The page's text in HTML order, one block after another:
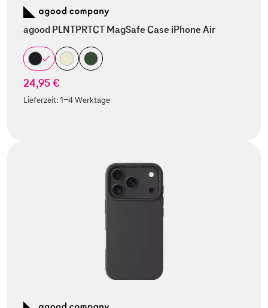
agood PLNTPRTCT MagSafe Case iPhone Air
24,95 €
Lieferzeit:1-4 Werktage